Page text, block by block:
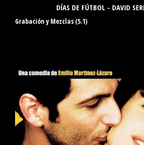
DÍAS DE FÚTBOL - DAVID
Grabación y Mezclas (5.1)